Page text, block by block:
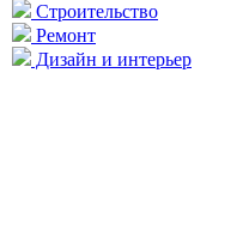
Строительство
Ремонт
Дизайн и интерьер